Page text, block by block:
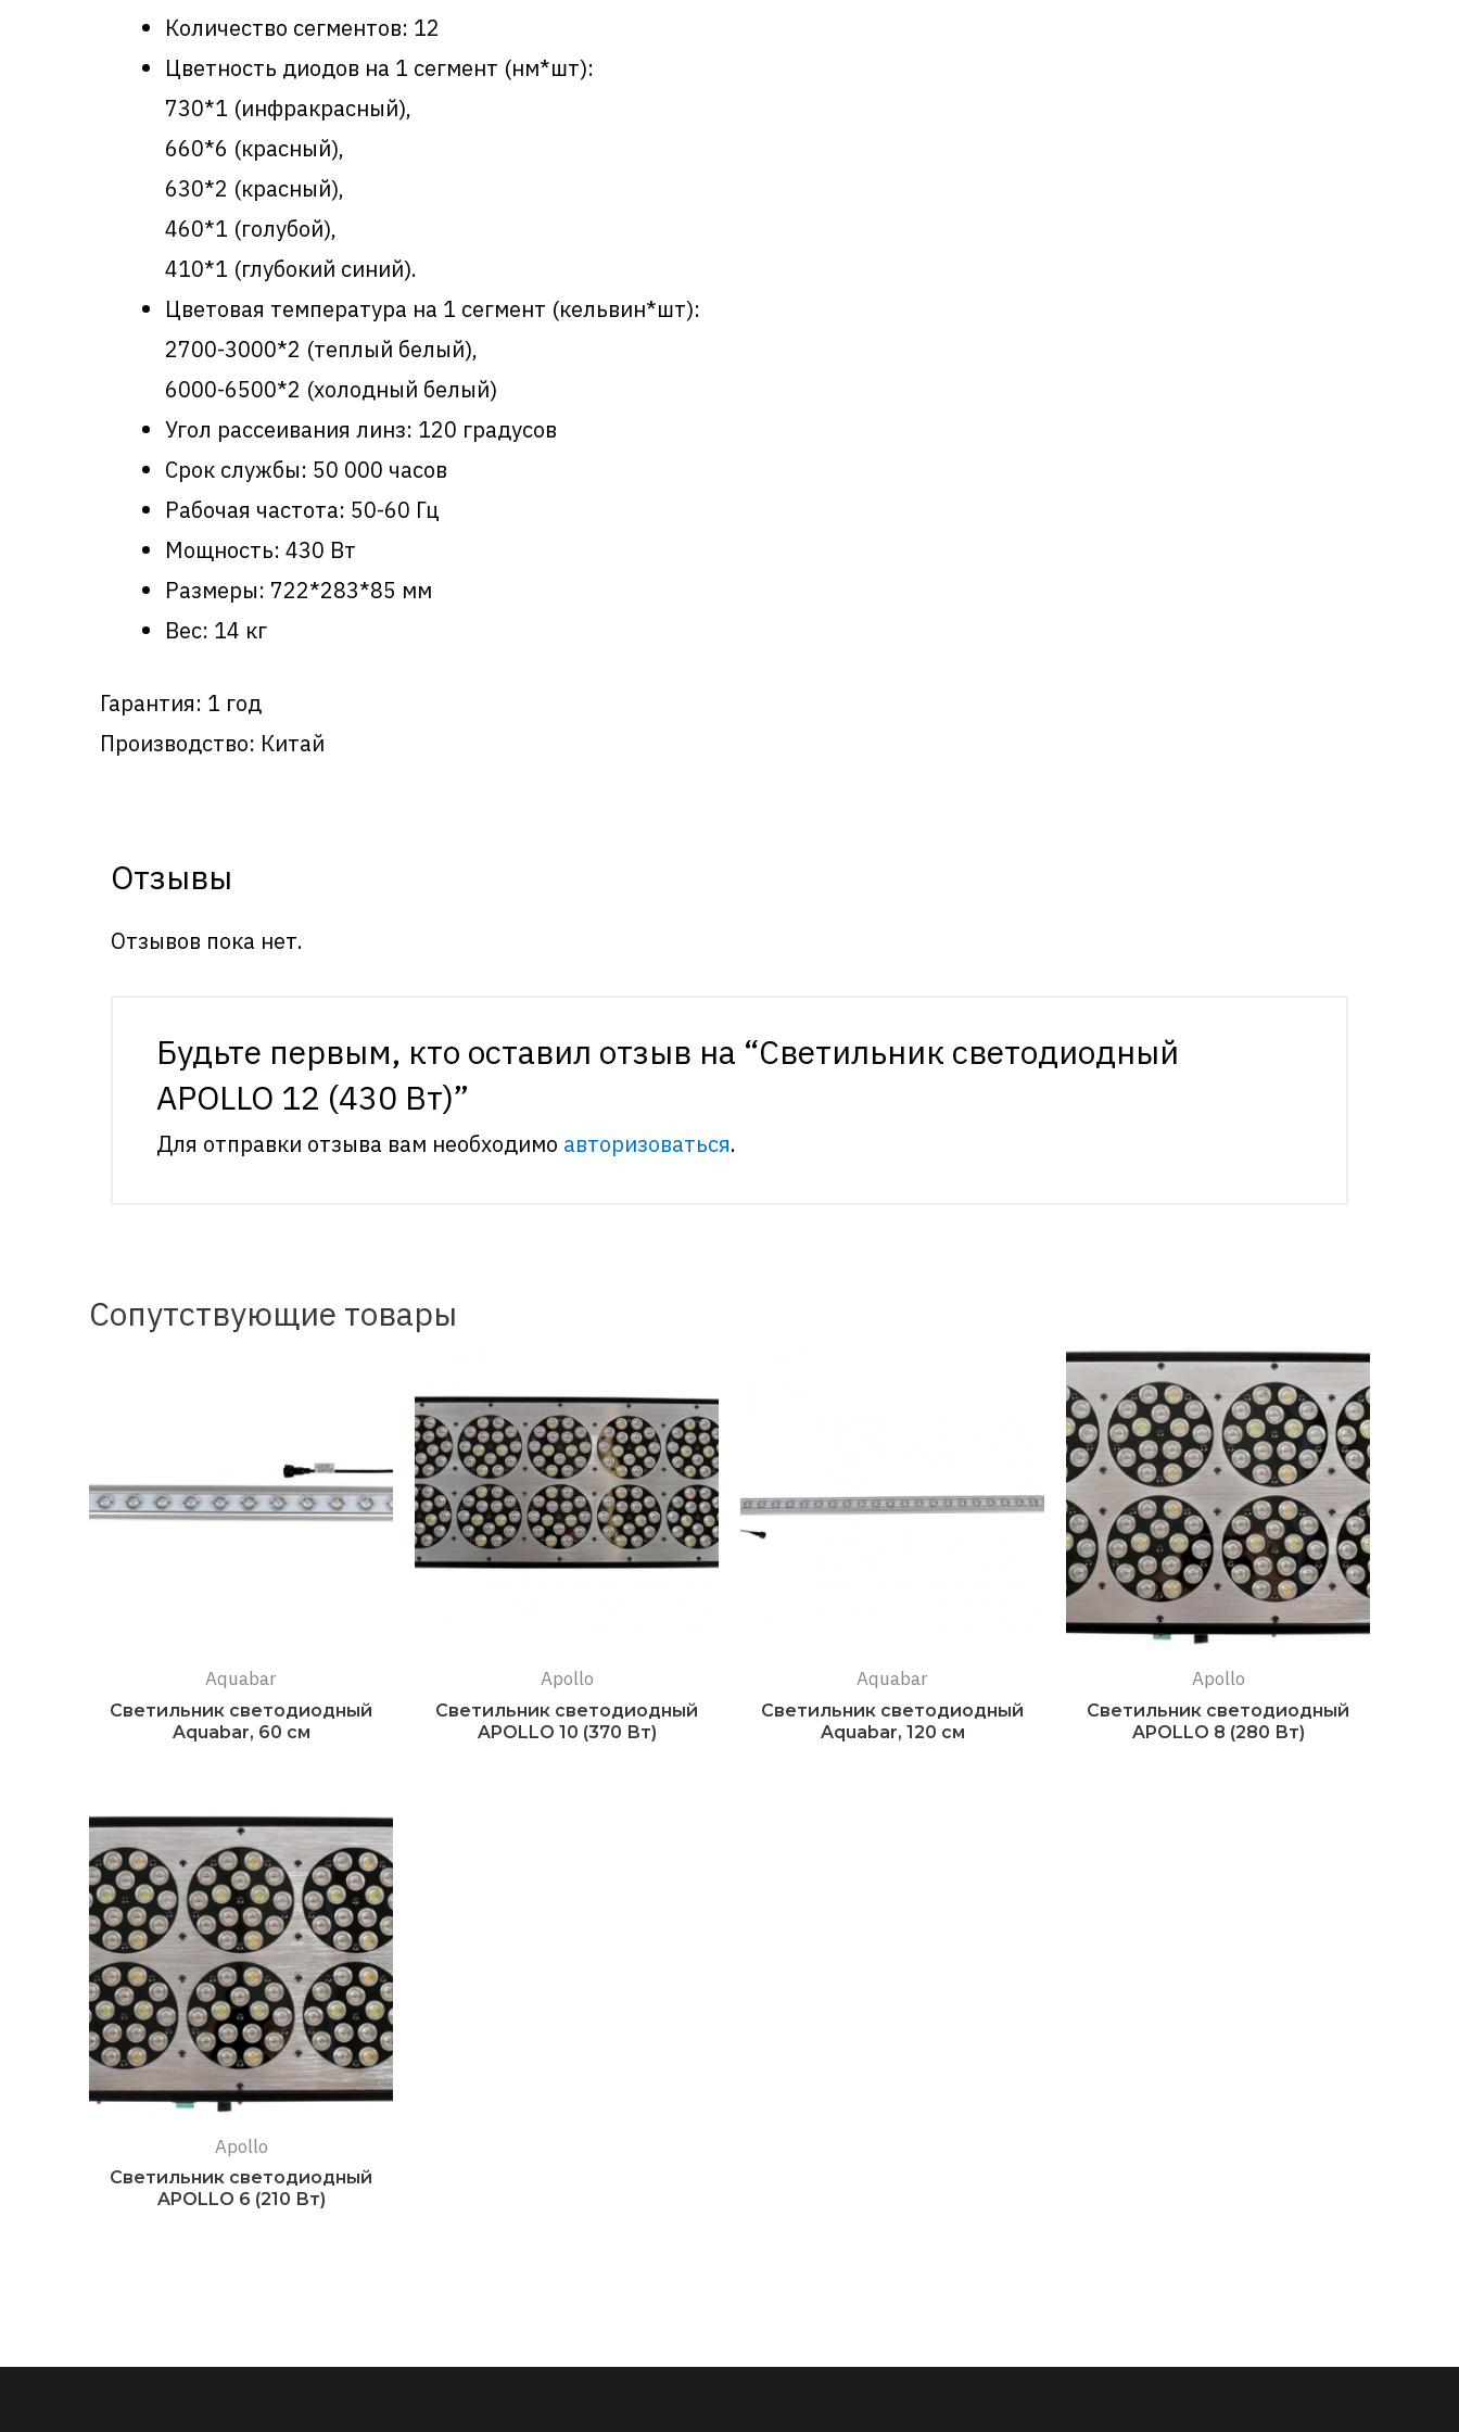
Количество сегментов: 12
Цветность диодов на 1 сегмент (нм*шт):
730*1 (инфракрасный),
660*6 (красный),
630*2 (красный),
460*1 (голубой),
410*1 (глубокий синий).
Цветовая температура на 1 сегмент (кельвин*шт):
2700-3000*2 (теплый белый),
6000-6500*2 (холодный белый)
Угол рассеивания линз: 120 градусов
Срок службы: 50 000 часов
Рабочая частота: 50-60 Гц
Мощность: 430 Вт
Размеры: 722*283*85 мм
Вес: 14 кг
Гарантия: 1 год
Производство: Китай
Отзывы
Отзывов пока нет.
Будьте первым, кто оставил отзыв на “Светильник светодиодный
APOLLO 12 (430 Вт)”
Для отправки отзыва вам необходимо авторизоваться.
Сопутствующие товары
Aquabar
Светильник светодиодный
Aquabar, 60 см
Apollo
Светильник светодиодный
APOLLO 10 (370 Вт)
Aquabar
Светильник светодиодный
Aquabar, 120 см
Apollo
Светильник светодиодный
APOLLO 8 (280 Вт)
Apollo
Светильник светодиодный
APOLLO 6 (210 Вт)